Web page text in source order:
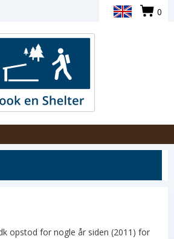
0
opstod for nogle år siden (2011) for